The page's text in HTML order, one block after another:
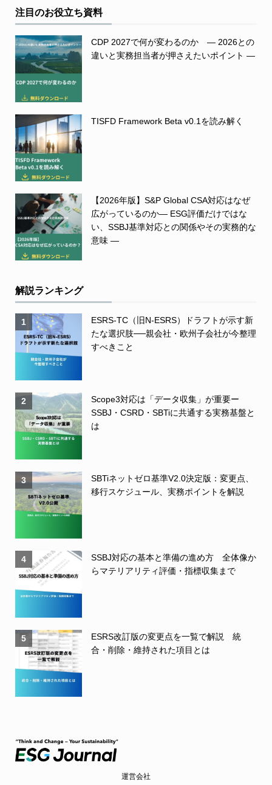
注目のお役立ち資料
CDP 2027で何が変わるのか ― 2026との
違いと実務担当者が押さえたいポイント ―
TISFD Framework Beta v0.1を読み解く
【2026年版】S&P Global CSA対応はなぜ
広がっているのか― ESG評価だけではな
い、SSBJ基準対応との関係やその実務的な
意味 ―
解説ランキング
1
ESRS-TC（旧N-ESRS）ドラフトが示す新
たな選択肢──親会社・欧州子会社が今整理
すべきこと
2
Scope3対応は「データ収集」が重要ー
SSBJ・CSRD・SBTiに共通する実務基盤と
は
3
SBTiネットゼロ基準V2.0決定版：変更点、
移行スケジュール、実務ポイントを解説
4
SSBJ対応の基本と準備の進め方 全体像か
らマテリアリティ評価・指標収集まで
5
ESRS改訂版の変更点を一覧で解説 統
合・削除・維持された項目とは
運営会社